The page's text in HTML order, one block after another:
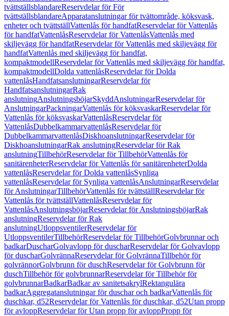
tvättställsblandareReservdelar för För
tvättställsblandareApparatanslutningar för tvättområde, köksvask,
enheter och tvättställVattenlås för handfatReservdelar för Vattenlås
för handfatVattenlåsReservdelar för VattenlåsVattenlås med
skiljevägg för handfatReservdelar för Vattenlås med skiljevägg för
handfatVattenlås med skiljevägg för handfat,
kompaktmodellReservdelar för Vattenlås med skiljevägg för handfat,
kompaktmodellDolda vattenlåsReservdelar för Dolda
vattenlåsHandfatsanslutningarReservdelar för
HandfatsanslutningarRak
anslutningAnslutningsböjarSkyddAnslutningarReservdelar för
AnslutningarPackningarVattenlås för köksvaskarReservdelar för
Vattenlås för köksvaskarVattenlåsReservdelar för
VattenlåsDubbelkammarvattenlåsReservdelar för
DubbelkammarvattenlåsDiskhoanslutningarReservdelar för
DiskhoanslutningarRak anslutningReservdelar för Rak
anslutningTillbehörReservdelar för TillbehörVattenlås för
sanitärenheterReservdelar för Vattenlås för sanitärenheterDolda
vattenlåsReservdelar för Dolda vattenlåsSynliga
vattenlåsReservdelar för Synliga vattenlåsAnslutningarReservdelar
för AnslutningarTillbehörVattenlås för tvättställReservdelar för
Vattenlås för tvättställVattenlåsReservdelar för
VattenlåsAnslutningsböjarReservdelar för AnslutningsböjarRak
anslutningReservdelar för Rak
anslutningUtloppsventilerReservdelar för
UtloppsventilerTillbehörReservdelar för TillbehörGolvbrunnar och
badkarDuscharGolvavlopp för duscharReservdelar för Golvavlopp
för duscharGolvrännaReservdelar för GolvrännaTillbehör för
golvrännorGolvbrunn för duschReservdelar för Golvbrunn för
duschTillbehör för golvbrunnarReservdelar för Tillbehör för
golvbrunnarBadkarBadkar av sanitetsakrylRektangulära
badkarAggregatanslutningar för duschar och badkarVattenlås för
duschkar, d52Reservdelar för Vattenlås för duschkar, d52Utan propp
för avloppReservdelar för Utan propp för avloppPropp för